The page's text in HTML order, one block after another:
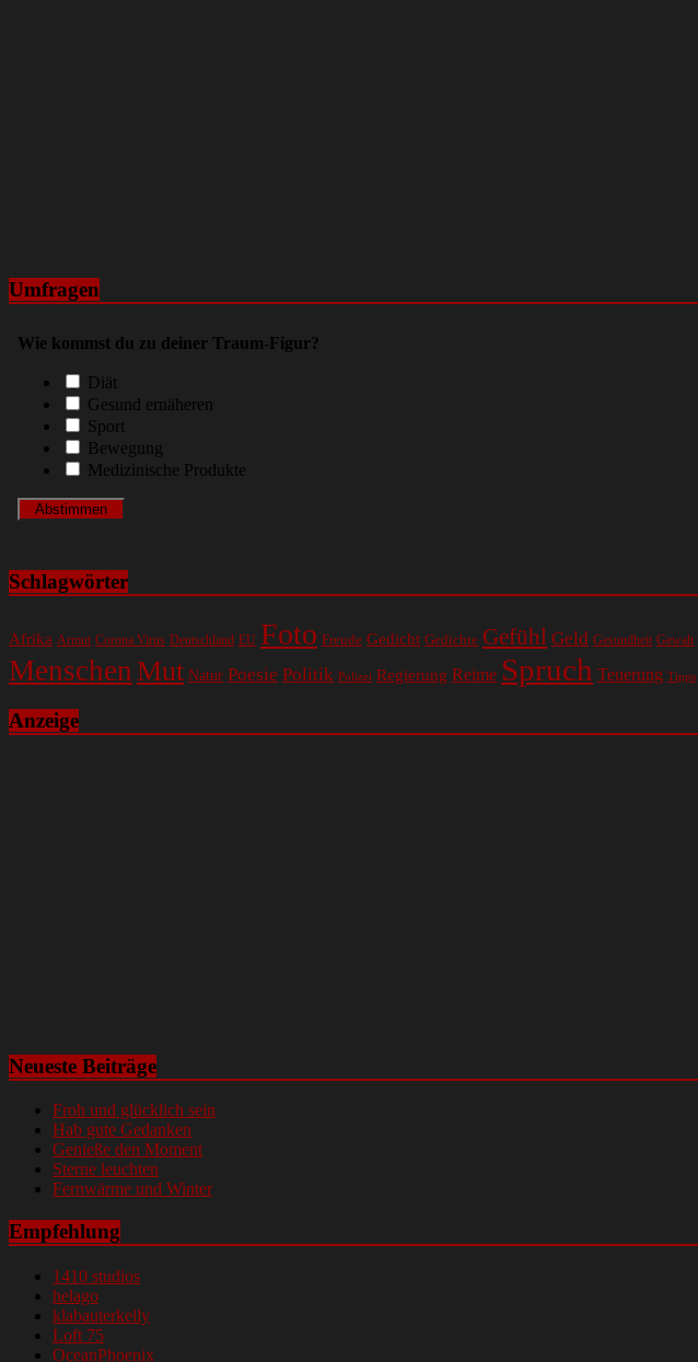
Umfragen
Wie kommst du zu deiner Traum-Figur?
Diät
Gesund ernäheren
Sport
Bewegung
Medizinische Produkte
Schlagwörter
Afrika Armut Corona Virus Deutschland EU Foto Freude Gedicht Gedichte Gefühl Geld Gesundheit Gewalt
Menschen Mut Natur Poesie Politik Polizei Regierung Reime Spruch Teuerung Tipps
Anzeige
Neueste Beiträge
Froh und glücklich sein
Hab gute Gedanken
Genieße den Moment
Sterne leuchten
Fernwärme und Winter
Empfehlung
1410 studios
helago
klabauterkelly
Loft 75
OceanPhoenix